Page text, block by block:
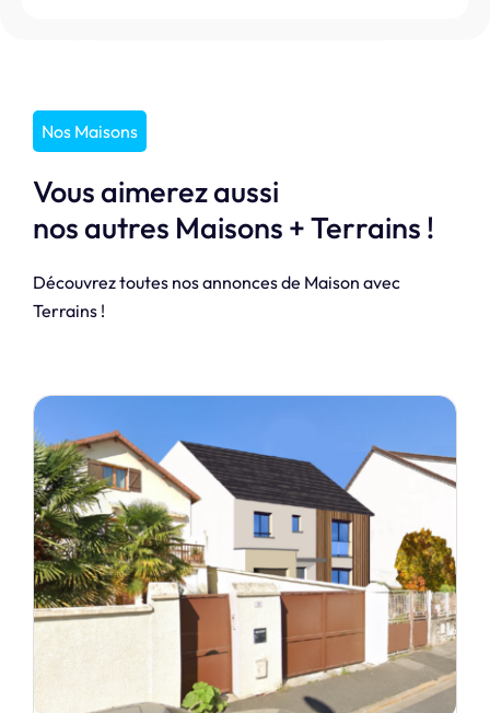
Nos Maisons
Vous aimerez aussi
nos autres Maisons + Terrains !
Découvrez toutes nos annonces de Maison avec
Terrains !